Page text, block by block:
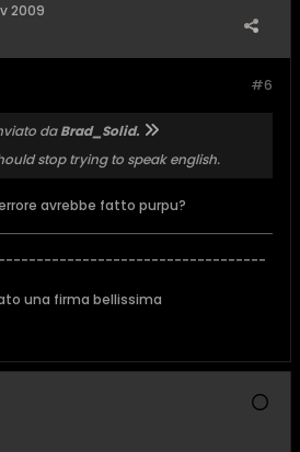
2009
#6
daBrad_Solid.
stop trying to speak english.
avrebbe fatto purpu?
una firma bellissima